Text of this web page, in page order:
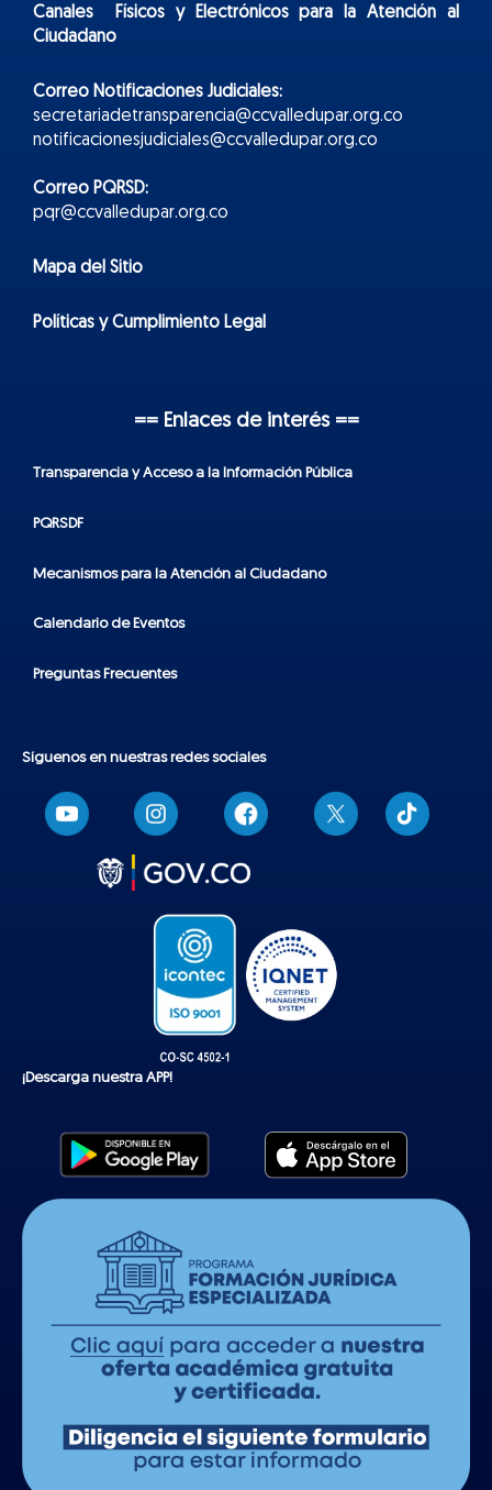
Canales Físicos yElectrónicospara la Atención al
Ciudadano
Correo Notificaciones Judiciales:
secretariadetransparencia@ccvalledupar.org.co
notificacionesjudiciales@ccvalledupar.org.co
Correo PQRSD:
pqr@ccvalledupar.org.co
Mapa del Sitio
Políticas y Cumplimiento Legal
== Enlaces de interés ==
Transparencia y Acceso a la Información Pública
PQRSDF
Mecanismos para la Atención al Ciudadano
Calendario de Eventos
Preguntas Frecuentes
Síguenos en nuestras redes sociales
T
i
k
¡Descarga nuestra APP!